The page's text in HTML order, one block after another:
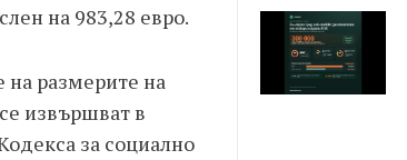
на 983,28 евро.
размерите на
извършват в
за социално